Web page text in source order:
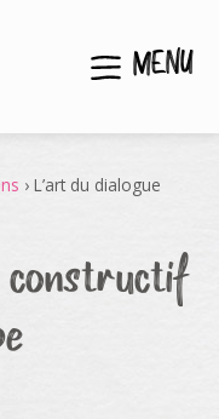
MENU
› L’art du dialogue